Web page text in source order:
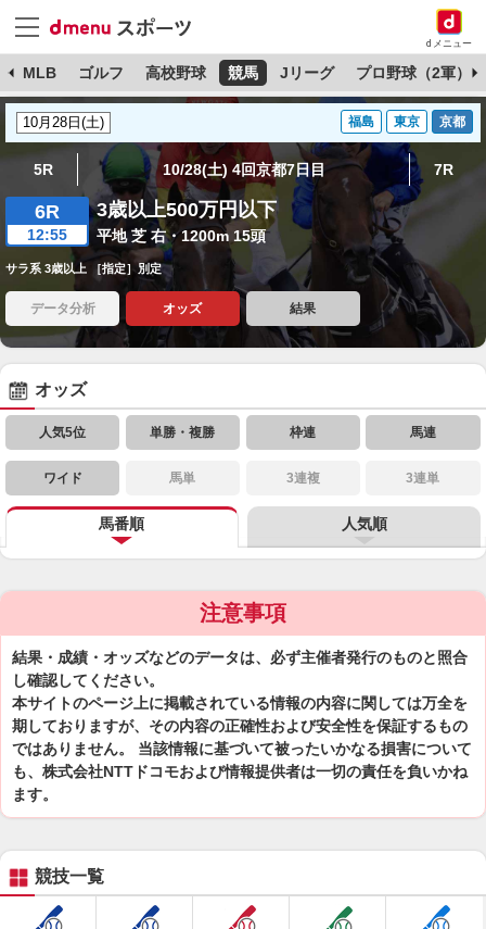
dメニュー
MLB ゴルフ 高校野球 競馬 Jリーグ プロ野球（2軍）
福島 東京 京都
5R 10/28(土) 4回京都7日目 7R
6R
12:55
3歳以上500万円以下
平地 芝 右・1200m 15頭
サラ系 3歳以上 ［指定］別定
データ分析 オッズ 結果
オッズ
人気5位 単勝・複勝 枠連 馬連
ワイド 馬単 3連複 3連単
馬番順 人気順
注意事項
結果・成績・オッズなどのデータは、必ず主催者発行のものと照合
し確認してください。
本サイトのページ上に掲載されている情報の内容に関しては万全を
期しておりますが、その内容の正確性および安全性を保証するもの
ではありません。 当該情報に基づいて被ったいかなる損害について
も、株式会社NTTドコモおよび情報提供者は一切の責任を負いかね
ます。
競技一覧